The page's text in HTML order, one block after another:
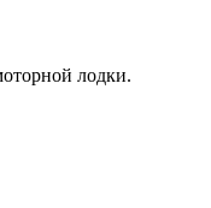
лодки.